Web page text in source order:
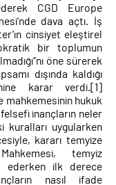
CGD Europe
dava açtı. İş
cinsiyet eleştirel
bir toplumun
öne sürerek
dışında kaldığı
karar verdi.[1]
hukuk
inançların neler
kuralları uygularken
kararı temyize
temyiz
ederken ilk derece
nasıl ifade